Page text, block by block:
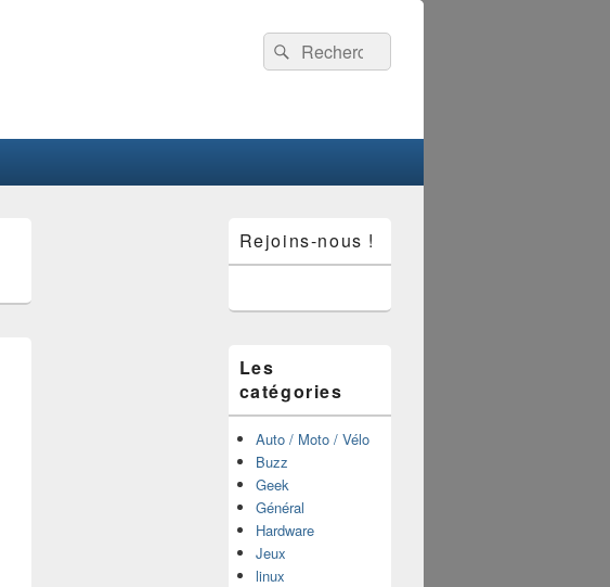
Recherche :
Rechercher
principale
de
pour
latérale
Rejoins-nous !
Les
catégories
Auto / Moto / Vélo
Buzz
Geek
Général
Hardware
Jeux
linux